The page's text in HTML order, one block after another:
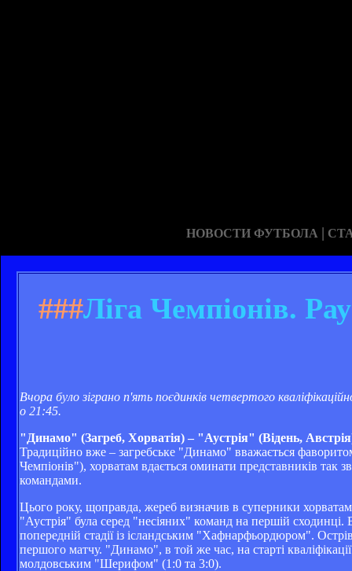
НОВОСТИ ФУТБОЛА |
###Ліга Чемпіонів.
Вчора було зіграно п'ять поєдинків четвертого
о 21:45.
"Динамо" (Загреб, Хорватія) – "Аустрія" (Відень,
Традиційно вже – загребське "Динамо" вважається
Чемпіонів"), хорватам вдається оминати представників так
командами.
Цього року, щоправда, жереб визначив в суперники
"Аустрія" була серед "несіяних" команд на першій
попередній стадії із ісландським "Хафнарфьордюром".
першого матчу. "Динамо", в той же час, на старті
молдовським "Шерифом" (1:0 та 3:0).